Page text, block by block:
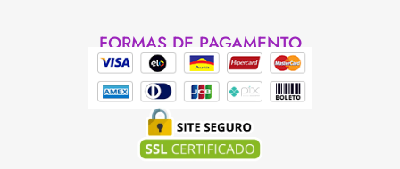
FORMAS DE PAGAMENTO